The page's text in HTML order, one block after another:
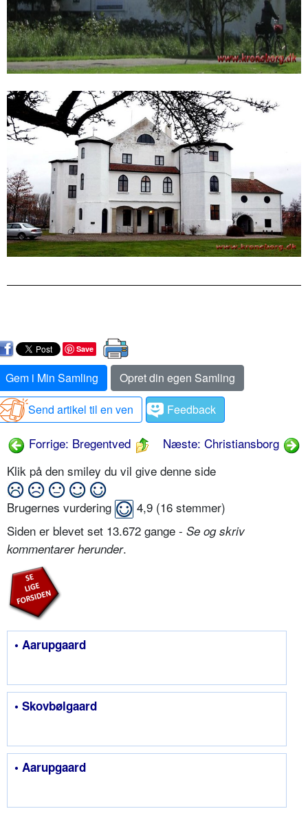
Save
Gem i Min Samling
Opret din egen Samling
Send artikel til en ven
Feedback
Forrige: Bregentved
Næste: Christiansborg
Klik på den smiley du vil give denne side
Brugernes vurdering 4,9 (16 stemmer)
Siden er blevet set 13.672 gange - Se og skriv
kommentarer herunder.
• Aarupgaard
• Skovbølgaard
• Aarupgaard